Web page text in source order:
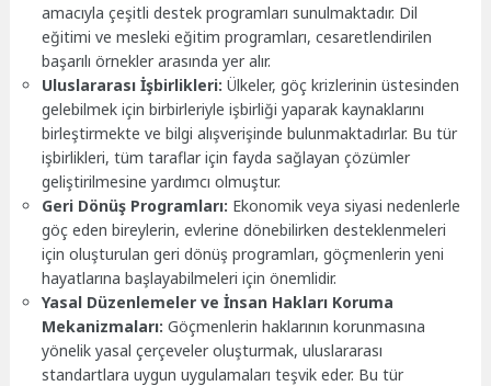
amacıyla çeşitli destek programları sunulmaktadır. Dil
eğitimi ve mesleki eğitim programları, cesaretlendirilen
başarılı örnekler arasında yer alır.
Uluslararası İşbirlikleri: Ülkeler, göç krizlerinin üstesinden
gelebilmek için birbirleriyle işbirliği yaparak kaynaklarını
birleştirmekte ve bilgi alışverişinde bulunmaktadırlar. Bu tür
işbirlikleri, tüm taraflar için fayda sağlayan çözümler
geliştirilmesine yardımcı olmuştur.
Geri Dönüş Programları: Ekonomik veya siyasi nedenlerle
göç eden bireylerin, evlerine dönebilirken desteklenmeleri
için oluşturulan geri dönüş programları, göçmenlerin yeni
hayatlarına başlayabilmeleri için önemlidir.
Yasal Düzenlemeler ve İnsan Hakları Koruma
Mekanizmaları: Göçmenlerin haklarının korunmasına
yönelik yasal çerçeveler oluşturmak, uluslararası
standartlara uygun uygulamaları teşvik eder. Bu tür